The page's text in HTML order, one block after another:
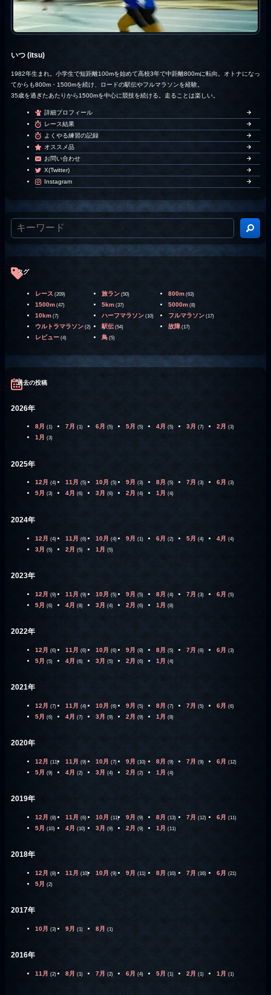
いつ (itsu)
1982年生まれ。小学生で短距離100mを始めて高校3年で中距離800mに転向。オトナになっ
てからも800m・1500mを続け、ロードの駅伝やフルマラソンを経験。
35歳を過ぎたあたりから1500mを中心に競技を続ける。走ることは楽しい。
詳細プロフィール
レース結果
よくやる練習の記録
オススメ品
お問い合わせ
X(Twitter)
Instagram
タグ
レース (209) 旅ラン (50) 800m (63)
1500m (47) 5km (37) 5000m (8)
10km (7) ハーフマラソン (10) フルマラソン (17)
ウルトラマラソン (2) 駅伝 (54) 故障 (17)
レビュー (4) 鳥 (5)
過去の投稿
2026年
8月 (1) 7月 (1) 6月 (5) 5月 (5) 4月 (5) 3月 (7) 2月 (3)
1月 (3)
2025年
12月 (4) 11月 (5) 10月 (5) 9月 (3) 8月 (5) 7月 (3) 6月 (3)
5月 (3) 4月 (6) 3月 (6) 2月 (4) 1月 (4)
2024年
12月 (4) 11月 (6) 10月 (4) 9月 (1) 6月 (2) 5月 (4) 4月 (4)
3月 (5) 2月 (5) 1月 (5)
2023年
12月 (9) 11月 (9) 10月 (5) 9月 (5) 8月 (4) 7月 (3) 6月 (5)
5月 (6) 4月 (8) 3月 (4) 2月 (6) 1月 (8)
2022年
12月 (6) 11月 (6) 10月 (6) 9月 (8) 8月 (5) 7月 (6) 6月 (3)
5月 (5) 4月 (6) 3月 (5) 2月 (6) 1月 (4)
2021年
12月 (7) 11月 (4) 10月 (6) 9月 (5) 8月 (7) 7月 (5) 6月 (6)
5月 (6) 4月 (7) 3月 (9) 2月 (9) 1月 (8)
2020年
12月 (11) 11月 (9) 10月 (7) 9月 (10) 8月 (9) 7月 (9) 6月 (12)
5月 (9) 4月 (2) 3月 (4) 2月 (2) 1月 (4)
2019年
12月 (8) 11月 (6) 10月 (11) 9月 (9) 8月 (13) 7月 (12) 6月 (11)
5月 (10) 4月 (10) 3月 (9) 2月 (9) 1月 (11)
2018年
12月 (8) 11月 (10) 10月 (9) 9月 (11) 8月 (10) 7月 (16) 6月 (21)
5月 (2)
2017年
10月 (3) 9月 (1) 8月 (1)
2016年
11月 (2) 8月 (1) 7月 (2) 6月 (4) 5月 (1) 2月 (1) 1月 (1)